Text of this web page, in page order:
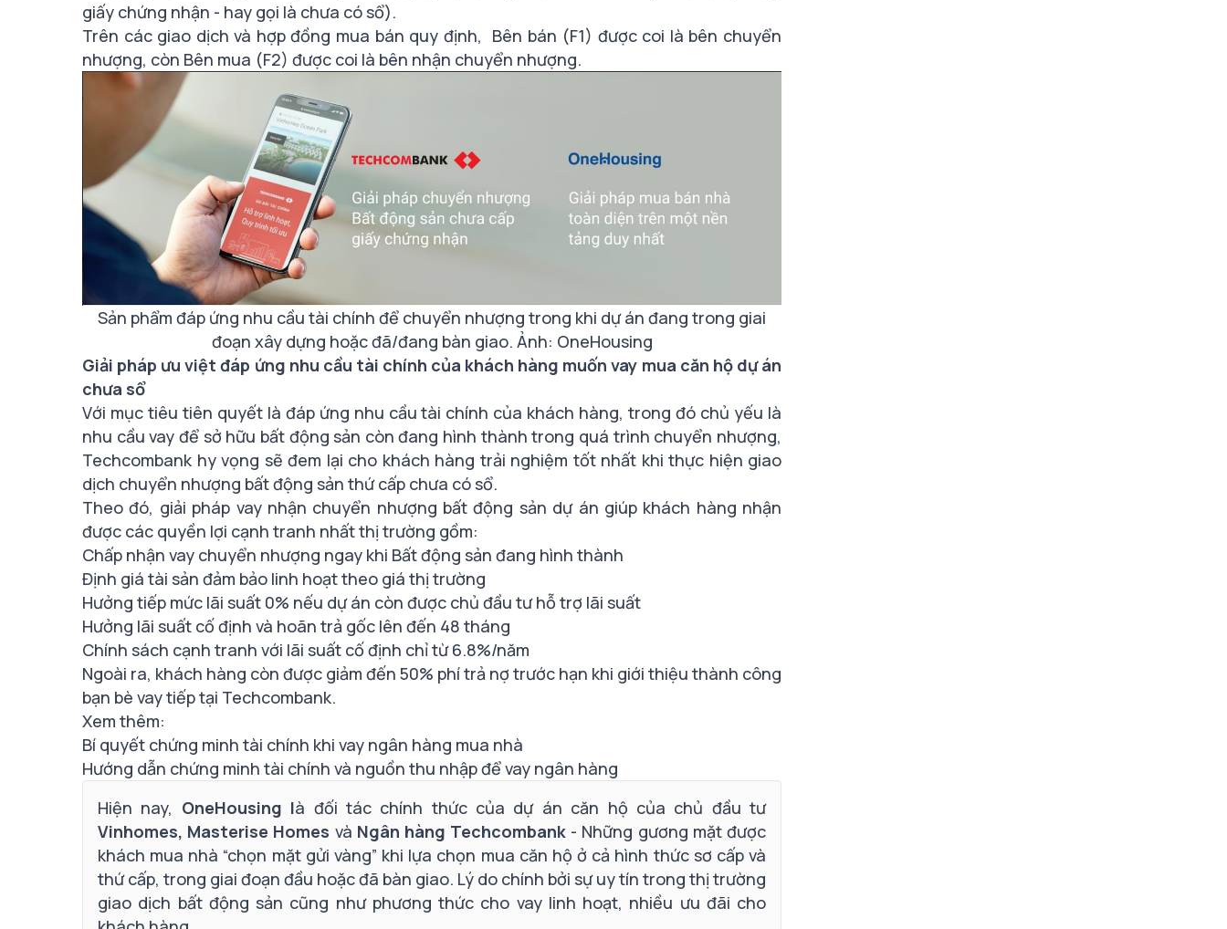
giấy chứng nhận - hay gọi là chưa có sổ).
Trên các giao dịch và hợp đồng mua bán quy định, Bên bán (F1) được coi là bên chuyển
nhượng, còn Bên mua (F2) được coi là bên nhận chuyển nhượng.
Sản phẩm đáp ứng nhu cầu tài chính để chuyển nhượng trong khi dự án đang trong giai
đoạn xây dựng hoặc đã/đang bàn giao. Ảnh: OneHousing
Giải pháp ưu việt đáp ứng nhu cầu tài chính của khách hàng muốn vay mua căn hộ dự án
chưa sổ
Với mục tiêu tiên quyết là đáp ứng nhu cầu tài chính của khách hàng, trong đó chủ yếu là
nhu cầu vay để sở hữu bất động sản còn đang hình thành trong quá trình chuyển nhượng,
Techcombank hy vọng sẽ đem lại cho khách hàng trải nghiệm tốt nhất khi thực hiện giao
dịch chuyển nhượng bất động sản thứ cấp chưa có sổ.
Theo đó, giải pháp vay nhận chuyển nhượng bất động sản dự án giúp khách hàng nhận
được các quyền lợi cạnh tranh nhất thị trường gồm:
Chấp nhận vay chuyển nhượng ngay khi Bất động sản đang hình thành
Định giá tài sản đảm bảo linh hoạt theo giá thị trường
Hưởng tiếp mức lãi suất 0% nếu dự án còn được chủ đầu tư hỗ trợ lãi suất
Hưởng lãi suất cố định và hoãn trả gốc lên đến 48 tháng
Chính sách cạnh tranh với lãi suất cố định chỉ từ 6.8%/năm
Ngoài ra, khách hàng còn được giảm đến 50% phí trả nợ trước hạn khi giới thiệu thành công
bạn bè vay tiếp tại Techcombank.
Xem thêm:
Bí quyết chứng minh tài chính khi vay ngân hàng mua nhà
Hướng dẫn chứng minh tài chính và nguồn thu nhập để vay ngân hàng
Hiện nay, OneHousing là đối tác chính thức của dự án căn hộ của chủ đầu tư
Vinhomes, Masterise Homes và Ngân hàng Techcombank - Những gương mặt được
khách mua nhà “chọn mặt gửi vàng” khi lựa chọn mua căn hộ ở cả hình thức sơ cấp và
thứ cấp, trong giai đoạn đầu hoặc đã bàn giao. Lý do chính bởi sự uy tín trong thị trường
giao dịch bất động sản cũng như phương thức cho vay linh hoạt, nhiều ưu đãi cho